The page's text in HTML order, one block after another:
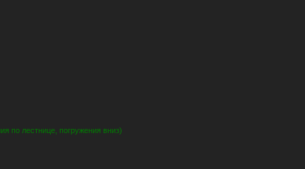
по лестнице, погружения вниз)